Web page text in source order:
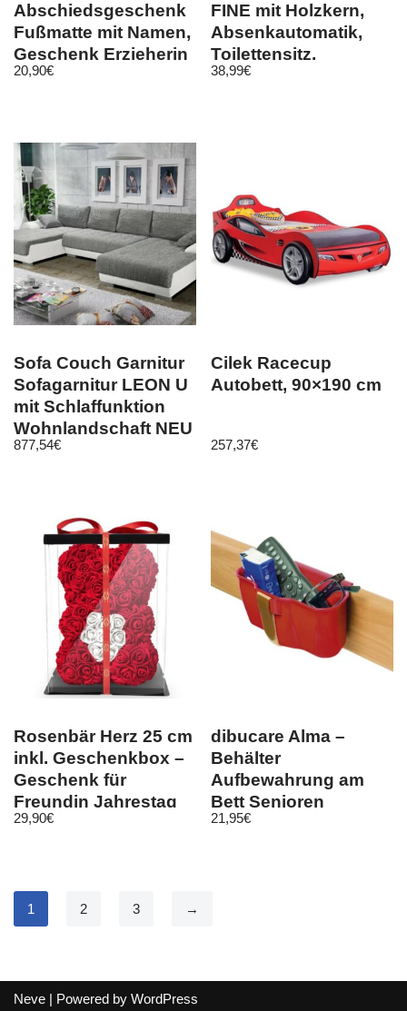
Abschiedsgeschenk
Fußmatte mit Namen,
Geschenk Erzieherin
Abschied
20,90€
FINE mit Holzkern,
Absenkautomatik,
Toilettensitz,
Anthrazit
38,99€
Sofa Couch Garnitur
Sofagarnitur LEON U
mit Schlaffunktion
Wohnlandschaft NEU
877,54€
Cilek Racecup
Autobett, 90×190 cm
257,37€
Rosenbär Herz 25 cm
inkl. Geschenkbox –
Geschenk für
Freundin Jahrestag
Geburtstag
29,90€
dibucare Alma –
Behälter
Aufbewahrung am
Bett Senioren
Bedarfsartikel NEU!
21,95€
1 2 3 →
Neve | Powered by WordPress